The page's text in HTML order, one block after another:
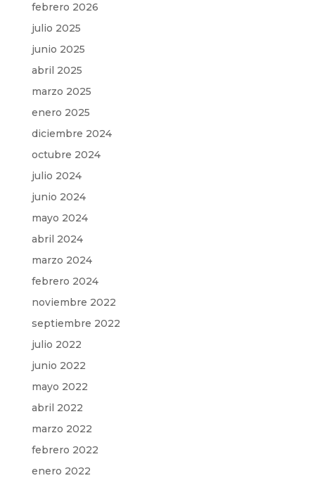
febrero 2026
julio 2025
junio 2025
abril 2025
marzo 2025
enero 2025
diciembre 2024
octubre 2024
julio 2024
junio 2024
mayo 2024
abril 2024
marzo 2024
febrero 2024
noviembre 2022
septiembre 2022
julio 2022
junio 2022
mayo 2022
abril 2022
marzo 2022
febrero 2022
enero 2022